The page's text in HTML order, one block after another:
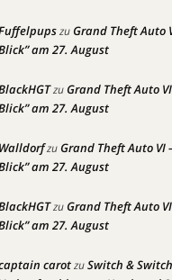
zuGrand Theft Auto
am 27. August
zuGrand Theft Auto
am 27. August
zuGrand Theft Auto VI
am 27. August
zuGrand Theft Auto
am 27. August
carotzuSwitch &